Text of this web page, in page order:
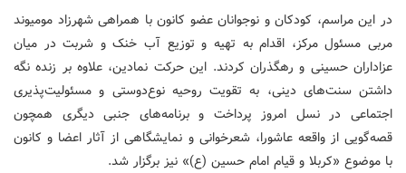
در این مراسم، کودکان و نوجوانان عضو کانون با همراهی شهرزاد مومیوند
مربی مسئول مرکز، اقدام به تهیه و توزیع آب خنک و شربت در میان
عزاداران حسینی و رهگذران کردند. این حرکت نمادین، علاوه بر زنده نگه
داشتن سنت‌های دینی، به تقویت روحیه نوع‌دوستی و مسئولیت‌پذیری
اجتماعی در نسل امروز پرداخت و برنامه‌های جنبی دیگری همچون
قصه‌گویی از واقعه عاشورا، شعرخوانی و نمایشگاهی از آثار اعضا و کانون
با موضوع «کربلا و قیام امام حسین (ع)» نیز برگزار شد.